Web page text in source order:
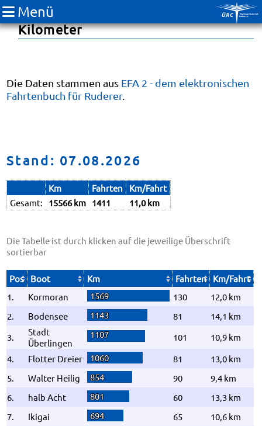
Menü
Fahrtenbuch 2026: Boots-
Kilometer
Die Daten stammen aus EFA 2 - dem elektronischen
Fahrtenbuch für Ruderer.
Stand: 07.08.2026
Km Fahrten
Km/Fahrt
Gesamt:
15566 km 1411 11,0 km
Die Tabelle ist durch klicken auf die jeweilige Überschrift
sortierbar
Pos Boot Km Fahrten
Km/Fahrt
1.
Kormoran 1569 130
12,0 km
2.
Bodensee 1143 81
14,1 km
3.
Stadt
Überlingen
1107 101
10,9 km
4.
Flotter Dreier 1060 81
13,0 km
5.
Walter Heilig 854 90
9,4 km
6.
halb Acht 801 60
13,3 km
7.
Ikigai 694 65
10,6 km